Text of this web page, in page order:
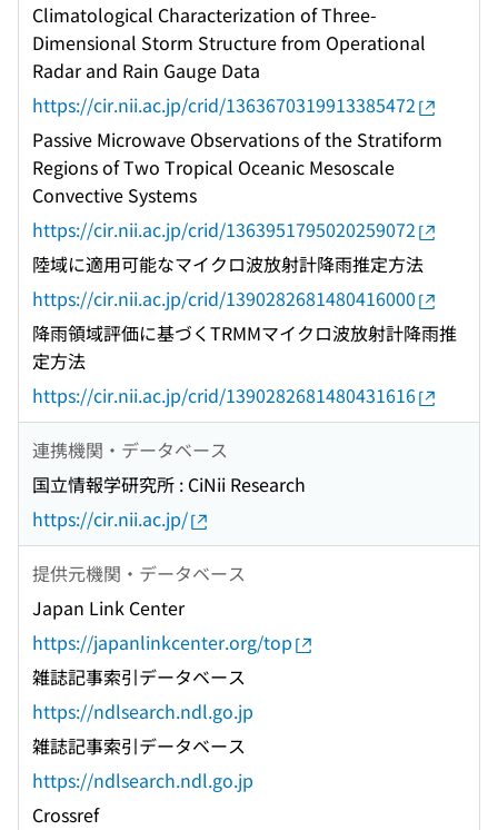
Climatological Characterization of Three-
Dimensional Storm Structure from Operational
Radar and Rain Gauge Data
https://cir.nii.ac.jp/crid/1363670319913385472
Passive Microwave Observations of the Stratiform
Regions of Two Tropical Oceanic Mesoscale
Convective Systems
https://cir.nii.ac.jp/crid/1363951795020259072
陸域に適用可能なマイクロ波放射計降雨推定方法
https://cir.nii.ac.jp/crid/1390282681480416000
降雨領域評価に基づくTRMMマイクロ波放射計降雨推
定方法
https://cir.nii.ac.jp/crid/1390282681480431616
連携機関・データベース
国立情報学研究所 : CiNii Research
https://cir.nii.ac.jp/
提供元機関・データベース
Japan Link Center
https://japanlinkcenter.org/top
雑誌記事索引データベース
https://ndlsearch.ndl.go.jp
雑誌記事索引データベース
https://ndlsearch.ndl.go.jp
Crossref